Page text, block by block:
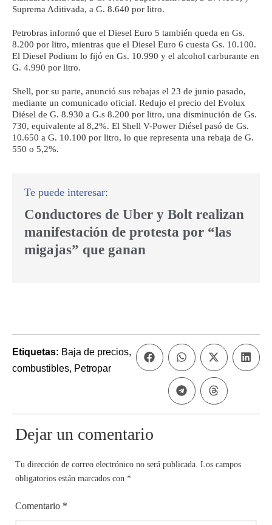
Suprema Aditivada, a G. 8.640 por litro.
Petrobras informó que el Diesel Euro 5 también queda en Gs.
8.200 por litro, mientras que el Diesel Euro 6 cuesta Gs. 10.100.
El Diesel Podium lo fijó en Gs. 10.990 y el alcohol carburante en
G. 4.990 por litro.
Shell, por su parte, anunció sus rebajas el 23 de junio pasado,
mediante un comunicado oficial. Redujo el precio del Evolux
Diésel de G. 8.930 a G.s 8.200 por litro, una disminución de Gs.
730, equivalente al 8,2%. El Shell V-Power Diésel pasó de Gs.
10.650 a G. 10.100 por litro, lo que representa una rebaja de G.
550 o 5,2%.
Conductores de Uber y Bolt realizan
manifestación de protesta por “las
migajas” que ganan
Etiquetas: Baja de precios,
combustibles, Petropar
Dejar un comentario
Tu dirección de correo electrónico no será publicada. Los campos
obligatorios están marcados con *
Comentario *